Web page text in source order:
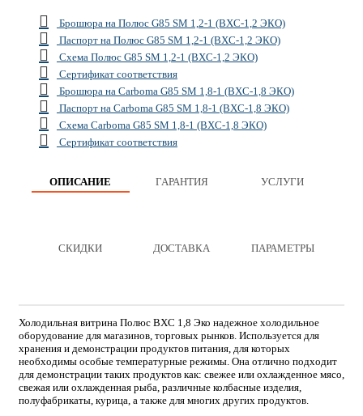
Брошюра на Полюс G85 SM 1,2-1 (ВХС-1,2 ЭКО)
Паспорт на Полюс G85 SM 1,2-1 (ВХС-1,2 ЭКО)
Схема Полюс G85 SM 1,2-1 (ВХС-1,2 ЭКО)
Сертификат соответствия
Брошюра на Carboma G85 SM 1,8-1 (ВХС-1,8 ЭКО)
Паспорт на Carboma G85 SM 1,8-1 (ВХС-1,8 ЭКО)
Схема Carboma G85 SM 1,8-1 (ВХС-1,8 ЭКО)
Сертификат соответствия
ОПИСАНИЕ ГАРАНТИЯ УСЛУГИ
СКИДКИ ДОСТАВКА ПАРАМЕТРЫ
Холодильная витрина Полюс ВХС 1,8 Эко надежное холодильное
оборудование для магазинов, торговых рынков. Используется для
хранения и демонстрации продуктов питания, для которых
необходимы особые температурные режимы. Она отлично подходит
для демонстрации таких продуктов как: свежее или охлажденное мясо,
свежая или охлажденная рыба, различные колбасные изделия,
полуфабрикаты, курица, а также для многих других продуктов.